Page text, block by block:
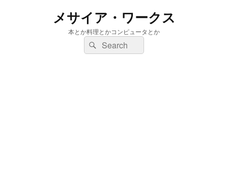
メサイア・ワークス
本とか料理とかコンピュータとか
検
索:
検
索